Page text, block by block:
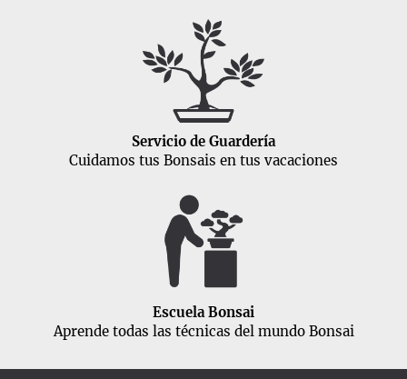
Servicio de Guardería
Cuidamos tus Bonsais en tus vacaciones
Escuela Bonsai
Aprende todas las técnicas del mundo Bonsai